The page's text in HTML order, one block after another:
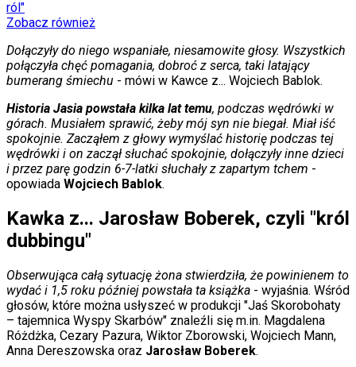
Moja szkoła
Pogoda
Moto
Quizy
Zdrowie
Choroby
Profilaktyka
Diety
Nieruchomości
Budowa i remont
Architektura i design
Kupno i wynajem
Film
Aktualności
Premiery
Recenzje
Rozrywka
Technologia
Aktualności
Aplikacje mobilne
Gry
Internet
ról"
Zobacz również
Dołączyły do niego wspaniałe, niesamowite głosy. Wszystkich
połączyła chęć pomagania, dobroć z serca, taki latający
bumerang śmiechu - mówi w Kawce z... Wojciech Bablok.
Historia Jasia powstała kilka lat temu, podczas wędrówki w
górach. Musiałem sprawić, żeby mój syn nie biegał. Miał iść
spokojnie. Zacząłem z głowy wymyślać historię podczas tej
wędrówki i on zaczął słuchać spokojnie, dołączyły inne dzieci
i przez parę godzin 6-7-latki słuchały z zapartym tchem -
opowiada Wojciech Bablok.
Kawka z... Jarosław Boberek, czyli "król
dubbingu"
Obserwująca całą sytuację żona stwierdziła, że powinienem to
wydać i 1,5 roku później powstała ta książka - wyjaśnia. Wśród
głosów, które można usłyszeć w produkcji "Jaś Skorobohaty
– tajemnica Wyspy Skarbów" znaleźli się m.in. Magdalena
Różdżka, Cezary Pazura, Wiktor Zborowski, Wojciech Mann,
Anna Dereszowska oraz Jarosław Boberek.